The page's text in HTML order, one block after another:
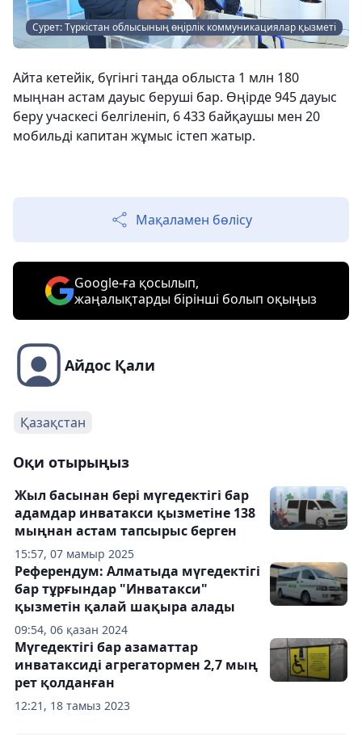
Сурет: Түркістан облысының өңірлік коммуникациялар қызметі
Айта кетейік, бүгінгі таңда облыста 1 млн 180
мыңнан астам дауыс беруші бар. Өңірде 945 дауыс
беру учаскесі белгіленіп, 6 433 байқаушы мен 20
мобильді капитан жұмыс істеп жатыр.
Мақаламен бөлісу
Google-ға қосылып,
жаңалықтарды бірінші болып оқыңыз
Айдос Қали
Қазақстан
Оқи отырыңыз
15:57, 07 мамыр 2025
Жыл басынан бері мүгедектігі бар
адамдар инватакси қызметіне 138
мыңнан астам тапсырыс берген
09:54, 06 қазан 2024
Референдум: Алматыда мүгедектігі
бар тұрғындар "Инватакси"
қызметін қалай шақыра алады
12:21, 18 тамыз 2023
Мүгедектігі бар азаматтар
инватаксиді агрегатормен 2,7 мың
рет қолданған